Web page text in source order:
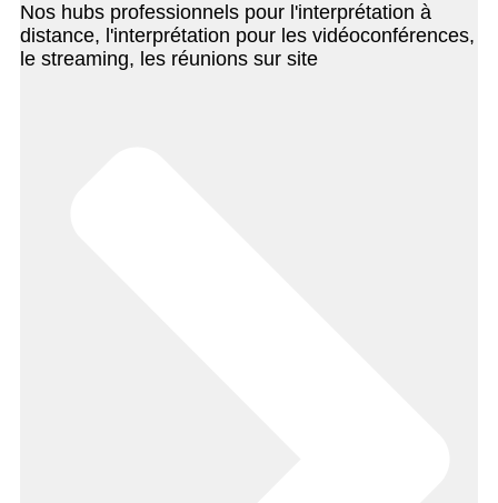
Nos hubs professionnels pour l'interprétation à
distance, l'interprétation pour les vidéoconférences,
le streaming, les réunions sur site